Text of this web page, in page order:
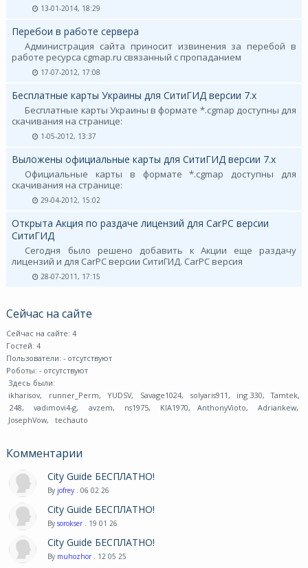
13-01-2014, 18:29
Перебои в работе сервера
Администрация сайта приносит извинения за перебой в
работе ресурса cgmap.ru связанный с пропаданием
17-07-2012, 17:08
Бесплатные карты Украины для СитиГИД версии 7.х
Бесплатные карты Украины в формате *.cgmap доступны для
скачивания на странице:
1-05-2012, 13:37
Выложены официальные карты для СитиГИД версии 7.х
Официальные карты в формате *.cgmap доступны для
скачивания на странице:
29-04-2012, 15:02
Открыта Акция по раздаче лицензий для CarPC версии
СитиГИД
Сегодня было решено добавить к Акции еще раздачу
лицензий и для CarPC версии СитиГИД. CarPC версия
28-07-2011, 17:15
Сейчас на сайте
Сейчас на сайте: 4
Гостей: 4
Пользователи: - отсутствуют
Роботы: - отсутствуют
Здесь были:
ikharisov, runner_Perm, YUDSV, Savage1024, solyaris911, ing 330, Tamtek,
248, vadimovi4-g, avzem, ns1975, KIA1970, AnthonyVioto, Adriankew,
JosephVow, techauto
Комментарии
City Guide БЕСПЛАТНО!
By jofrey . 06 02 26
City Guide БЕСПЛАТНО!
By sorokser . 19 01 26
City Guide БЕСПЛАТНО!
By muhozhor . 12 05 25